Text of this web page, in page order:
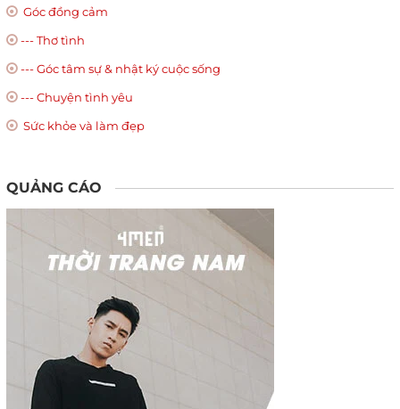
Góc đồng cảm
--- Thơ tình
--- Góc tâm sự & nhật ký cuộc sống
--- Chuyện tình yêu
Sức khỏe và làm đẹp
QUẢNG CÁO